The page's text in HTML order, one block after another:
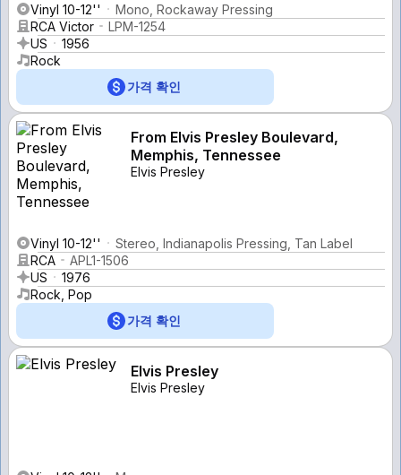
Vinyl 10-12''
Mono, Rockaway Pressing
RCA Victor
LPM-1254
US
1956
Rock
가격 확인
From Elvis Presley Boulevard,
Memphis, Tennessee
Elvis Presley
Vinyl 10-12''
Stereo, Indianapolis Pressing, Tan Label
RCA
APL1-1506
US
1976
Rock, Pop
가격 확인
Elvis Presley
Elvis Presley